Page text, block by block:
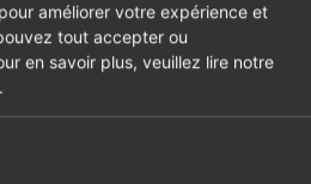
améliorer votre expérience et
tout accepter ou
en savoir plus, veuillez lire notre
.